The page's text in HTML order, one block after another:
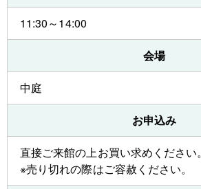
11:30～14:00
会場
中庭
お申込み
直接ご来館の上お買い求めください。
※売り切れの際はご容赦ください。